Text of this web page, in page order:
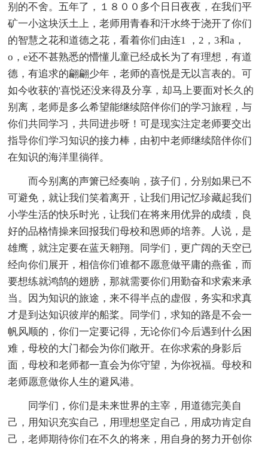
别的不舍。五年了，１８００多个日日夜夜，在我们平
矿一小这块沃土上，老师用青春和汗水终于浇开了你们
的智慧之花和道德之花，看着你们由连1 ，2，3和a，
o，e还不甚熟悉的懵懂儿童已经成长为了有理想，有道
德，有追求的翩翩少年，老师的喜悦是无以言表的。可
如今收获的'喜悦还没来得及分享，却马上要面对长久的
别离，老师是多么希望能继续陪伴你们的学习旅程，与
你们共同学习，共同进步呀！可是现实注定老师要交出
指导你们学习知识的接力棒，由初中老师继续陪伴你们
在知识的海洋里徜徉。
而今别离的声箫已经奏响，孩子们，分别如果已不
可避免，就让我们笑着离开，让我们用记忆珍藏起我们
小学生活的快乐时光，让我们在将来用优异的成绩，良
好的品格情操来回报我们母校和恩师的培养。人说，是
雄鹰，就注定要在蓝天翱翔。同学们，更广阔的天空已
经向你们展开，相信你们谁都不愿意做平庸的燕雀，而
要想练就鸿鹄的翅膀，那就需要你们用勤奋和求索来承
当。因为知识的旅途，来不得半点的虚假，务实和求真
才是到达知识彼岸的船桨。同学们，求知的路是不会一
帆风顺的，你们一定要记得，无论你们今后遇到什么困
难，母校的大门都会为你们敞开。在你求索的身影后
面，母校和老师都一直会为你守望，为你祝福。母校和
老师愿意做你人生的避风港。
同学们，你们是未来世界的主宰，用道德完美自
己，用知识充实自己，用理想坚定自己，用成功肯定自
己，老师期待你们在不久的将来，用自身的努力开创你